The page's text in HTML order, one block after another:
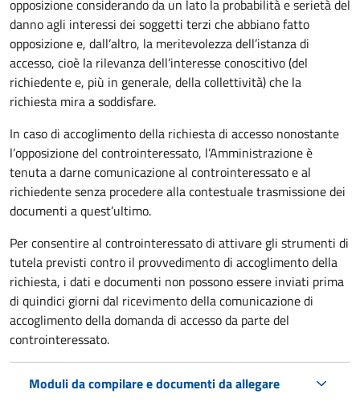
opposizione considerando da un lato la probabilità e serietà del
danno agli interessi dei soggetti terzi che abbiano fatto
opposizione e, dall’altro, la meritevolezza dell’istanza di
accesso, cioè la rilevanza dell’interesse conoscitivo (del
richiedente e, più in generale, della collettività) che la
richiesta mira a soddisfare.
In caso di accoglimento della richiesta di accesso nonostante
l’opposizione del controinteressato, l’Amministrazione è
tenuta a darne comunicazione al controinteressato e al
richiedente senza procedere alla contestuale trasmissione dei
documenti a quest’ultimo.
Per consentire al controinteressato di attivare gli strumenti di
tutela previsti contro il provvedimento di accoglimento della
richiesta, i dati e documenti non possono essere inviati prima
di quindici giorni dal ricevimento della comunicazione di
accoglimento della domanda di accesso da parte del
controinteressato.
Moduli da compilare e documenti da allegare